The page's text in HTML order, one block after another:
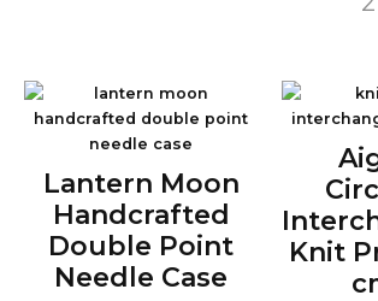
Lantern Moon
Handcrafted
Double Point
Needle Case
Knit